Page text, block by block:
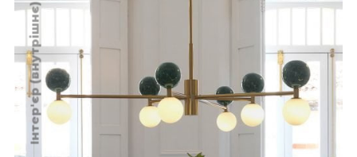
Інтер'єр (внутрішнє)